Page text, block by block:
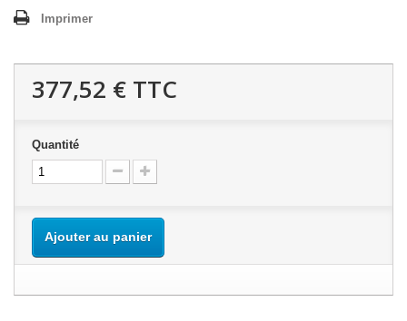
Imprimer
377,52 € TTC
Quantité
Ajouter au panier